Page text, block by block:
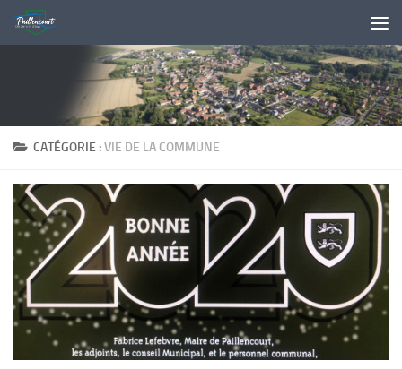
Skip to content
CATÉGORIE :VIE DE LA COMMUNE